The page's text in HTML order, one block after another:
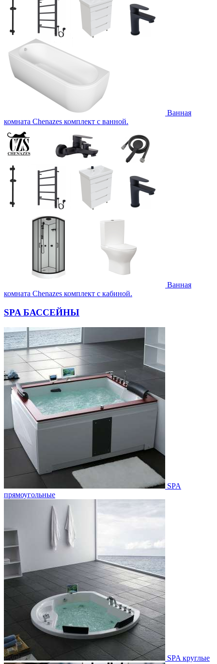
Ванная
комната Chenazes комплект с ванной.
Ванная
комната Chenazes комплект с кабиной.
SPA БАССЕЙНЫ
SPA
прямоугольные
SPA круглые